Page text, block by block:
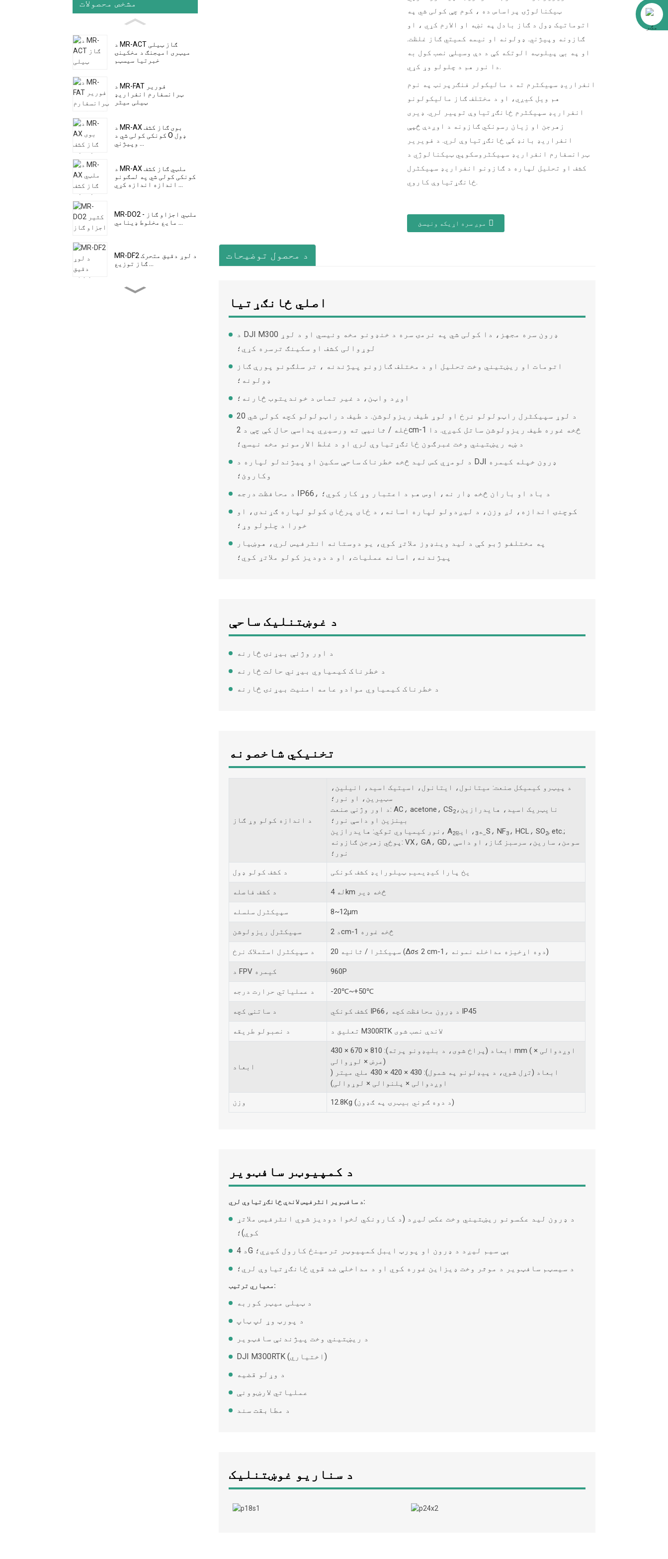
مشخص محصولات
د MR-ACT ګاز ټیلی
میټری امیجنګ د مخکینۍ
خبرتیا سیسټم
د MR-FAT فوریر
ټرانسفارم انفراریډ
ټیلی میٹر
د MR-AX بوی ګاز کشف
کونکی کولی شي د O ډول
د MR-AX ملټي ګاز کشف
کونکی کولی شي په لسګونو
اندازه اندازه کړي ...
MR-DO2 ملټي اجزاو ګاز -
MR-DF2 د لوړ دقیق متحرک
ټیکنالوژۍ پراساس ده ، کوم چې کولی شي په
اتوماتيک ډول د ګاز بادل په نښه او الارم کړي ، او
ګازونه وپیژني. ډولونه او نیمه کمیتي ګاز غلظت.
او په بې پیلوټه الوتکه کې د دې وسیلې نصب کول به
دا نور هم د چلولو وړ کړي.
انفراریډ سپیکٹرم ته د مالیکولر فنګرپرنټ په نوم
هم ویل کیږي، او د مختلف ګاز مالیکولونو
انفراریډ سپیکٹرم ځانګړتیاوې توپیر لري. ډیری
زهرجن او زیان رسونکي ګازونه د اوږدې څپې
انفراریډ بانډ کې ځانګړتیاوې لري. د فویریر
ټرانسفارم انفراریډ سپیکٹروسکوپي ټیکنالوژي د
کشف او تحلیل لپاره د ګازونو انفراریډ سپیکٹرل
ځانګړتیاوې کاروي.
موږ سره اړیکه ونیسئ
د محصول توضیحات
اصلي ځانګړتیا
د DJI M300 ډرون سره مجهز، دا کولی شي په نرمۍ سره د خنډونو مخه ونیسي او د لوړ
لوړوالی کشف او سکینګ ترسره کړي؛
اتومات او ریښتیني وخت تحلیل او د مختلف ګازونو پیژندنه ، تر سلګونو پورې ګاز
ډولونه؛
اوږد واټن، د غیر تماس د خوندیتوب څارنه؛
د لوړ سپیکٹرل راټولولو نرخ او لوړ طیف ریزولوشن. د طیف د راټولولو کچه کولی شي 20
ځله / ثانیې ته ورسیږي پداسې حال کې چې د 2cm-1 څخه غوره طیف ریزولوشن ساتل کیږي. دا
د ښه ریښتیني وخت غبرګون ځانګړتیاوې لري او د غلط الارمونو مخه نیسي؛
د لومړي کس لید څخه خطرناک ساحې سکین او پیژندلو لپاره د DJI ډرون خپله کیمره
وکاروئ؛
د محافظت درجه IP66، د باد او باران څخه ډار نه، اوس هم د اعتبار وړ کار کوي؛
کوچنۍ اندازه، لږ وزن، د لیږدولو لپاره اسانه، د ځای پرځای کولو لپاره ګړندی، او
خورا د چلولو وړ؛
په مختلفو ژبو کې د لید وینډوز ملاتړ کوي، یو دوستانه انٹرفیس لري، هوښیار
پیژندنه، اسانه عملیات، او د دودیز کولو ملاتړ کوي؛
د غوښتنلیک ساحې
د اور وژنې بیړنۍ څارنه
د خطرناک کیمیاوي بیړني حالت څارنه
د خطرناک کیمیاوي موادو عامه امنیت بیړنۍ څارنه
تخنیکي شاخصونه
د اندازه کولو وړ ګاز
د پیټرو کیمیکل صنعت: میتانول، ایتانول، اسیتیک اسید، انیلین،
سټیرین، او نور؛
د اور وژنې صنعت: AC، acetone، CS2 نايټريک اسيد، هايدرازين،
بينزين او داسې نور؛
نور کیمیاوي توکي: هایدرازین، A
سه 3 ، ایچ2 S، NF3 ، HCL، SO2, etc.;
پوځي زهرجن ګازونه: VX، GA، GD، سومن، سارین، سرسبز ګاز، او داسې
نور؛
د کشف کولو ډول یخ پارا کیډیمیم ټیلورایډ کشف کونکی
د کشف فاصله له 4km څخه ډیر
سپیکٹرل سلسله 8~12μm
سپیکٹرل ریزولوشن د 2cm-1 څخه غوره
د سپیکٹرل استملاک نرخ 20 سپیکٹرا / ثانیه (Δσ≤ 2 cm-1، دوه اړخیزه مداخله نمونه)
د FPV کیمره 960P
د عملیاتي حرارت درجه -20℃~+50℃
د ساتنې کچه کشف کونکي IP66، د ډرون محافظت کچه ​​IP45
د نصبولو طریقه تعلیق د M300RTK لاندې نصب شوی
ابعاد
ابعاد (پراخ شوی، د بلیډونو پرته): 810 × 670 × 430 mm ( اوږدوالی ×
عرض × لوړوالی)
ابعاد (تړل شوي، د پیډلونو په شمول): 430 × 420 × 430 ملي میتر (
اوږدوالی × پلنوالی × لوړوالی)
وزن 12.8Kg (د دوه ګوني بیټرۍ په ګډون)
د کمپیوټر سافټویر
د سافټویر انٹرفیس لاندې ځانګړتیاوې لري:
د ډرون لید عکسونو ریښتیني وخت عکس لیږد (د کارونکي لخوا دودیز شوي انٹرفیس ملاتړ
کوي)؛
د 4G بې سیم لیږد د ډرون او پورټ ایبل کمپیوټر ترمینځ کارول کیږي؛
د سیسټم سافټویر د موثر وخت ډیزاین غوره کوي او د مداخلې ضد قوي ځانګړتیاوې لري؛
معیاري ترتیب:
د ټیلی میټر کوربه
د پورټ وړ لپ ټاپ
د ریښتیني وخت پیژندنې سافټویر
DJI M300RTK (اختیاري)
د وړلو قضیه
عملیاتي لارښوونې
د مطابقت سند
د سناریو غوښتنلیک